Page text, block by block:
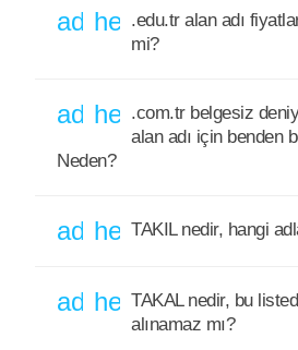
addhelp_outline
.edu.tr alan adı
mi?
addhelp_outline
.com.tr belgesiz
alan adı için benden
Neden?
addhelp_outline
TAKIL nedir, hangi
addhelp_outline
TAKAL nedir, bu
alınamaz mı?